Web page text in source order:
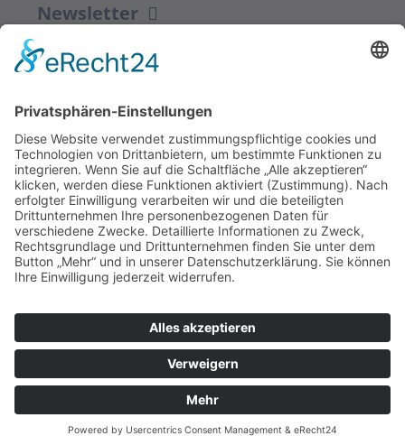
Newsletter
ZUR ANMELDUNG
Redaktion bbkult.net
Centrum Bavaria Bohemia (CeBB)
Dr. Veronika Hofinger
Freyung 1, 92539 Schönsee
Tel.:+49 (0)9674 / 92 48 78
veronika.hofinger@cebb.de
bbkult.net
Datenschutzerklärung